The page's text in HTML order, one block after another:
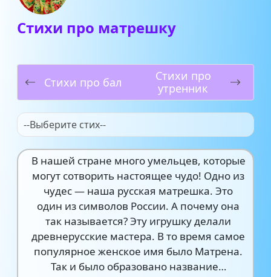
Стихи про матрешку
Стихи про бал
Стихи про
утренник
--Выберите стих--
В нашей стране много умельцев, которые
могут сотворить настоящее чудо! Одно из
чудес — наша русская матрешка. Это
один из символов России. А почему она
так называется? Эту игрушку делали
древнерусские мастера. В то время самое
популярное женское имя было Матрена.
Так и было образовано название…